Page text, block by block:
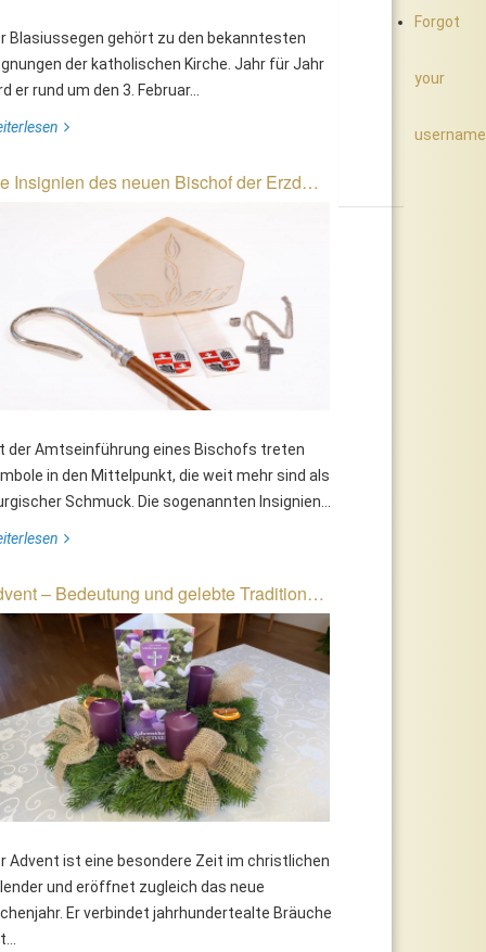
Forgot
your
Blasiussegen gehört zu den bekanntesten
der katholischen Kirche. Jahr für Jahr
er rund um den 3. Februar...
Insignien des neuen Bischof der Erzd…
der Amtseinführung eines Bischofs treten
in den Mittelpunkt, die weit mehr sind als
Schmuck. Die sogenannten Insignien...
– Bedeutung und gelebte Tradition…
Advent ist eine besondere Zeit im christlichen
und eröffnet zugleich das neue
Er verbindet jahrhundertealte Bräuche